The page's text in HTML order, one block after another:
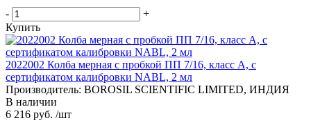
-
+
Купить
2022002 Колба мерная с пробкой ПП 7/16, класс A, с
сертификатом калибровки NABL, 2 мл
Производитель: BOROSIL SCIENTIFIC LIMITED, ИНДИЯ
В наличии
6 216 руб. /шт